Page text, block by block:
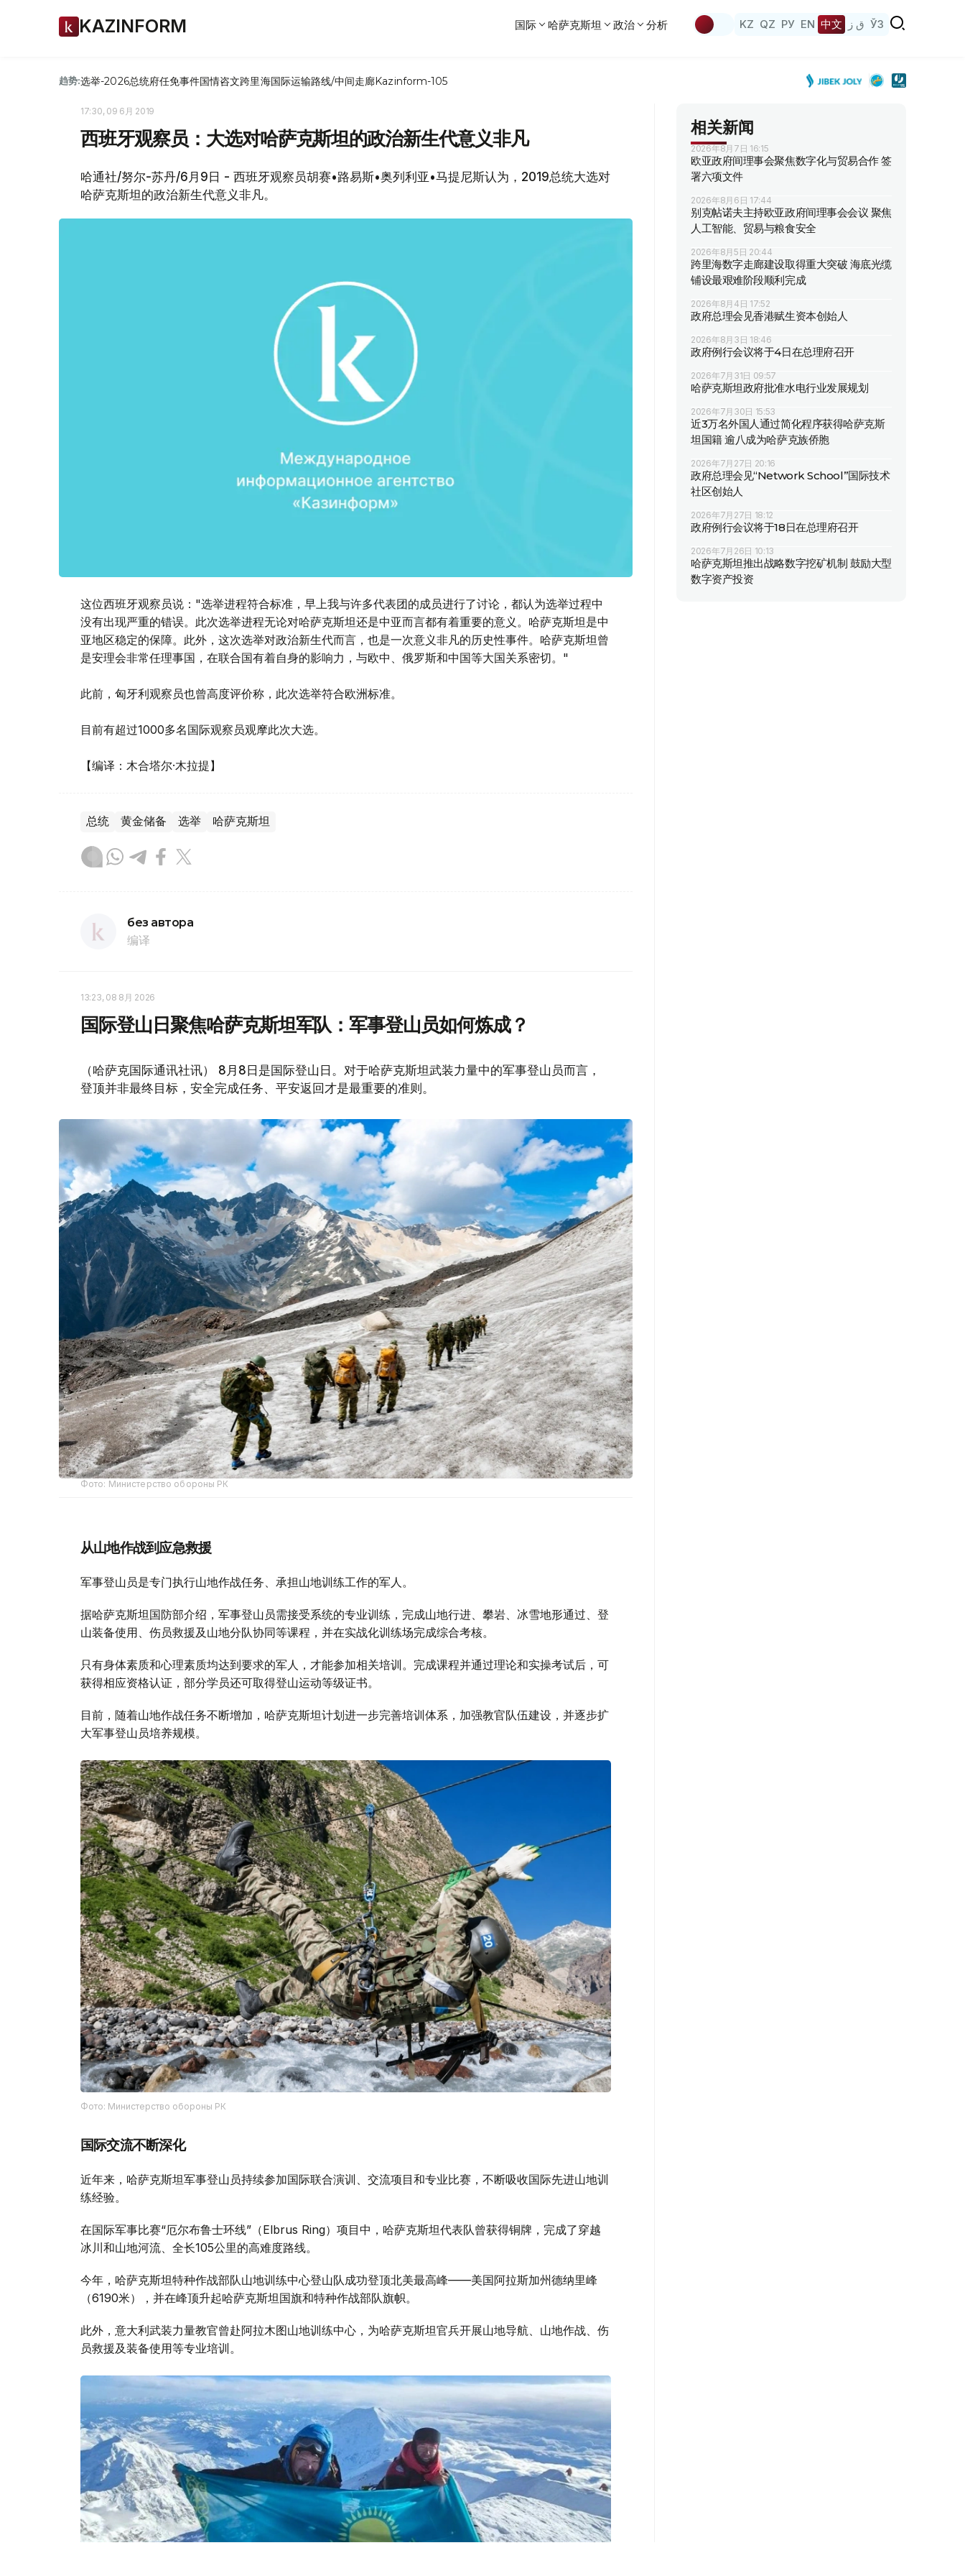
KAZINFORM 国际 哈萨克斯坦 政治 分析 KZ QZ РУ EN 中文 ق ز ЎЗ
趋势:选举-2026总统府任免事件国情咨文跨里海国际运输路线/中间走廊Kazinform-105
17:30, 09 6月 2019
西班牙观察员：大选对哈萨克斯坦的政治新生代意义非凡
哈通社/努尔-苏丹/6月9日 - 西班牙观察员胡赛•路易斯•奥列利亚•马提尼斯认为，2019总统大选对
哈萨克斯坦的政治新生代意义非凡。
这位西班牙观察员说："选举进程符合标准，早上我与许多代表团的成员进行了讨论，都认为选举过程中
没有出现严重的错误。此次选举进程无论对哈萨克斯坦还是中亚而言都有着重要的意义。哈萨克斯坦是中
亚地区稳定的保障。此外，这次选举对政治新生代而言，也是一次意义非凡的历史性事件。哈萨克斯坦曾
是安理会非常任理事国，在联合国有着自身的影响力，与欧中、俄罗斯和中国等大国关系密切。"
此前，匈牙利观察员也曾高度评价称，此次选举符合欧洲标准。
目前有超过1000多名国际观察员观摩此次大选。
【编译：木合塔尔·木拉提】
总统 黄金储备 选举 哈萨克斯坦
без автора
编译
13:23, 08 8月 2026
国际登山日聚焦哈萨克斯坦军队：军事登山员如何炼成？
（哈萨克国际通讯社讯） 8月8日是国际登山日。对于哈萨克斯坦武装力量中的军事登山员而言，
登顶并非最终目标，安全完成任务、平安返回才是最重要的准则。
Фото: Министерство обороны РК
从山地作战到应急救援
军事登山员是专门执行山地作战任务、承担山地训练工作的军人。
据哈萨克斯坦国防部介绍，军事登山员需接受系统的专业训练，完成山地行进、攀岩、冰雪地形通过、登
山装备使用、伤员救援及山地分队协同等课程，并在实战化训练场完成综合考核。
只有身体素质和心理素质均达到要求的军人，才能参加相关培训。完成课程并通过理论和实操考试后，可
获得相应资格认证，部分学员还可取得登山运动等级证书。
目前，随着山地作战任务不断增加，哈萨克斯坦计划进一步完善培训体系，加强教官队伍建设，并逐步扩
大军事登山员培养规模。
Фото: Министерство обороны РК
国际交流不断深化
近年来，哈萨克斯坦军事登山员持续参加国际联合演训、交流项目和专业比赛，不断吸收国际先进山地训
练经验。
在国际军事比赛“厄尔布鲁士环线”（Elbrus Ring）项目中，哈萨克斯坦代表队曾获得铜牌，完成了穿越
冰川和山地河流、全长105公里的高难度路线。
今年，哈萨克斯坦特种作战部队山地训练中心登山队成功登顶北美最高峰——美国阿拉斯加州德纳里峰
（6190米），并在峰顶升起哈萨克斯坦国旗和特种作战部队旗帜。
此外，意大利武装力量教官曾赴阿拉木图山地训练中心，为哈萨克斯坦官兵开展山地导航、山地作战、伤
员救援及装备使用等专业培训。
相关新闻
2026年8月7日 16:15
欧亚政府间理事会聚焦数字化与贸易合作 签
署六项文件
2026年8月6日 17:44
别克帖诺夫主持欧亚政府间理事会会议 聚焦
人工智能、贸易与粮食安全
2026年8月5日 20:44
跨里海数字走廊建设取得重大突破 海底光缆
铺设最艰难阶段顺利完成
2026年8月4日 17:52
政府总理会见香港赋生资本创始人
2026年8月3日 18:46
政府例行会议将于4日在总理府召开
2026年7月31日 09:57
哈萨克斯坦政府批准水电行业发展规划
2026年7月30日 15:53
近3万名外国人通过简化程序获得哈萨克斯
坦国籍 逾八成为哈萨克族侨胞
2026年7月27日 20:16
政府总理会见“Network School”国际技术
社区创始人
2026年7月27日 18:12
政府例行会议将于18日在总理府召开
2026年7月26日 10:13
哈萨克斯坦推出战略数字挖矿机制 鼓励大型
数字资产投资